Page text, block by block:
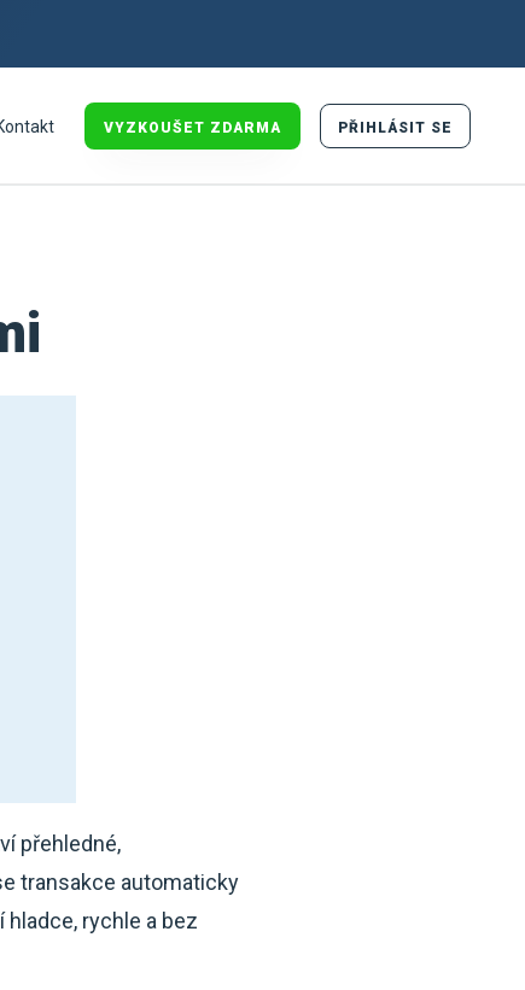
VYZKOUŠET ZDARMA PŘIHLÁSIT SE
přehledné,
transakce automaticky
rychle a bez